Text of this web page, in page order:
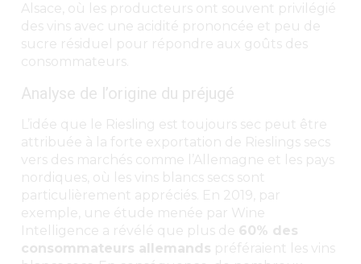
Alsace, où les producteurs ont souvent privilégié
des vins avec une acidité prononcée et peu de
sucre résiduel pour répondre aux goûts des
consommateurs.
Analyse de l’origine du préjugé
L’idée que le Riesling est toujours sec peut être
attribuée à la forte exportation de Rieslings secs
vers des marchés comme l’Allemagne et les pays
nordiques, où les vins blancs secs sont
particulièrement appréciés. En 2019, par
exemple, une étude menée par Wine
Intelligence a révélé que plus de 60% des
consommateurs allemands préféraient les vins